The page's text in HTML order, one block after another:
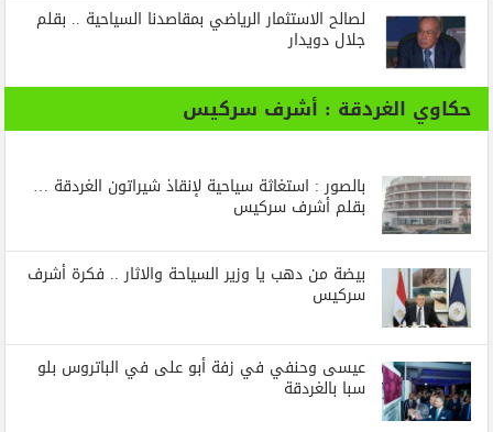
لصالح الاستثمار الرياضي بمقاصدنا السياحية .. بقلم
جلال دويدار
حكاوي الغردقة : أشرف سركيس
بالصور : استغاثة سياحية لإنقاذ شيراتون الغردقة …
بقلم أشرف سركيس
بيضة من دهب يا وزير السياحة والاثار .. فكرة أشرف
سركيس
عيسى وحنفي في زفة أبو على في الباتروس بلو
سبا بالغردقة